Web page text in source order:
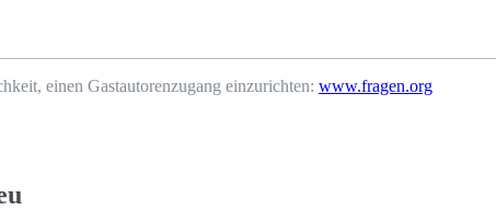
einen Gastautorenzugang einzurichten: www.fragen.org